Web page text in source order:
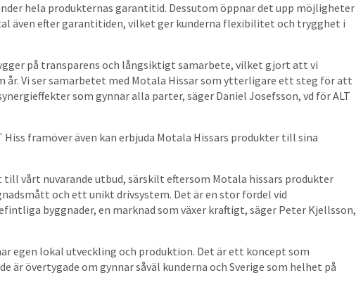
hela produkternas garantitid. Dessutom öppnar det upp möjligheter
även efter garantitiden, vilket ger kunderna flexibilitet och trygghet i
på transparens och långsiktigt samarbete, vilket gjort att vi
år. Vi ser samarbetet med Motala Hissar som ytterligare ett steg för att
som gynnar alla parter, säger Daniel Josefsson, vd för ALT
framöver även kan erbjuda Motala Hissars produkter till sina
vårt nuvarande utbud, särskilt eftersom Motala hissars produkter
och ett unikt drivsystem. Det är en stor fördel vid
byggnader, en marknad som växer kraftigt, säger Peter Kjellsson,
egen lokal utveckling och produktion. Det är ett koncept som
är övertygade om gynnar såväl kunderna och Sverige som helhet på